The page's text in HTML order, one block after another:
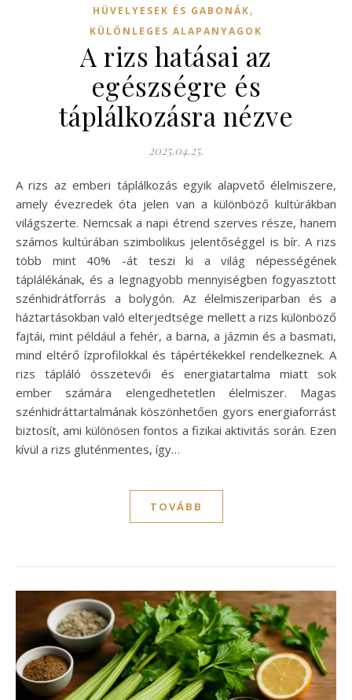
HÜVELYESEK ÉS GABONÁK,
KÜLÖNLEGES ALAPANYAGOK
A rizs hatásai az
egészségre és
táplálkozásra nézve
2025.04.25.
A rizs az emberi táplálkozás egyik alapvető élelmiszere,
amely évezredek óta jelen van a különböző kultúrákban
világszerte. Nemcsak a napi étrend szerves része, hanem
számos kultúrában szimbolikus jelentőséggel is bír. A rizs
több mint 40% -át teszi ki a világ népességének
táplálékának, és a legnagyobb mennyiségben fogyasztott
szénhidrátforrás a bolygón. Az élelmiszeriparban és a
háztartásokban való elterjedtsége mellett a rizs különböző
fajtái, mint például a fehér, a barna, a jázmin és a basmati,
mind eltérő ízprofilokkal és tápértékekkel rendelkeznek. A
rizs tápláló összetevői és energiatartalma miatt sok
ember számára elengedhetetlen élelmiszer. Magas
szénhidráttartalmának köszönhetően gyors energiaforrást
biztosít, ami különösen fontos a fizikai aktivitás során. Ezen
kívül a rizs gluténmentes, így…
TOVÁBB